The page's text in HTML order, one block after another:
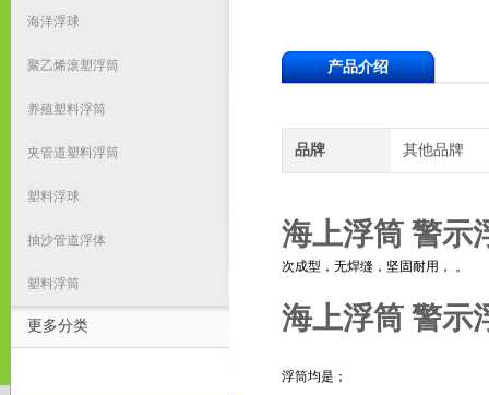
海洋浮球
聚乙烯滚塑浮筒
养殖塑料浮筒
夹管道塑料浮筒
塑料浮球
抽沙管道浮体
塑料浮筒
更多分类
产品介绍
品牌 其他品牌
海上浮筒 警示
次成型，无焊缝，坚固耐用， 。
海上浮筒 警示
浮筒均是；